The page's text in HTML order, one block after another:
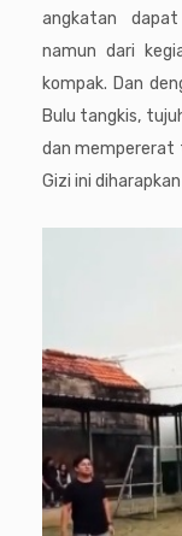
angkatan
namun dari
kompak. Dan
Bulu tangkis,
dan mempererat
Gizi ini